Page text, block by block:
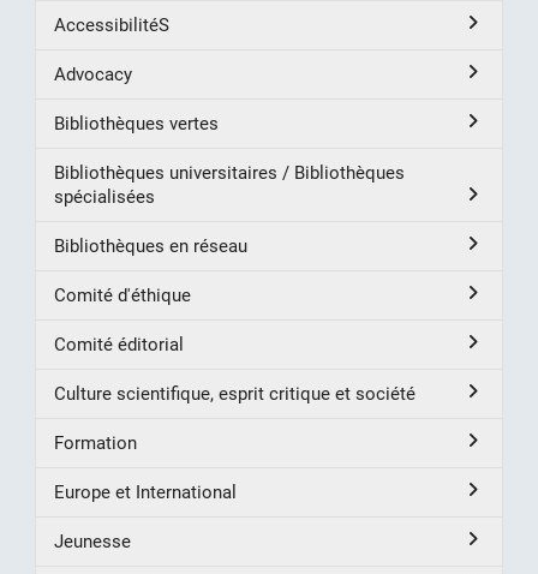
AccessibilitéS
Advocacy
Bibliothèques vertes
Bibliothèques universitaires / Bibliothèques
spécialisées
Bibliothèques en réseau
Comité d'éthique
Comité éditorial
Culture scientifique, esprit critique et société
Formation
Europe et International
Jeunesse